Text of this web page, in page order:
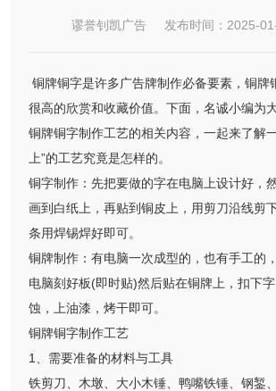
谬誉钊凯广告 发布时间：2025-
铜牌铜字是许多广告牌制作必备要素，铜牌
很高的欣赏和收藏价值。下面，名诚小编为
铜牌铜字制作工艺的相关内容，一起来了解
上”的工艺究竟是怎样的。
铜字制作：先把要做的字在电脑上设计好，
画到白纸上，再贴到铜皮上，用剪刀沿线剪
条用焊锡焊好即可。
铜牌制作：有电脑一次成型的，也有手工的
电脑刻好板(即时贴)然后贴在铜牌上，扣下
蚀，上油漆，烤干即可。
铜牌铜字制作工艺
1、需要准备的材料与工具
铁剪刀、木墩、大小木锤、鸭嘴铁锤、钢錾